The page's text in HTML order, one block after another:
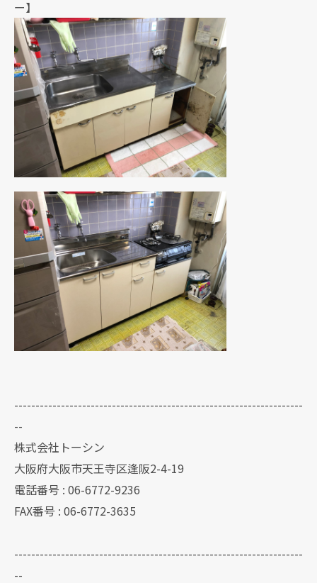
ー】
--------------------------------------------------------------------
--
株式会社トーシン
大阪府大阪市天王寺区逢阪2-4-19
電話番号 : 06-6772-9236
FAX番号 : 06-6772-3635
--------------------------------------------------------------------
--